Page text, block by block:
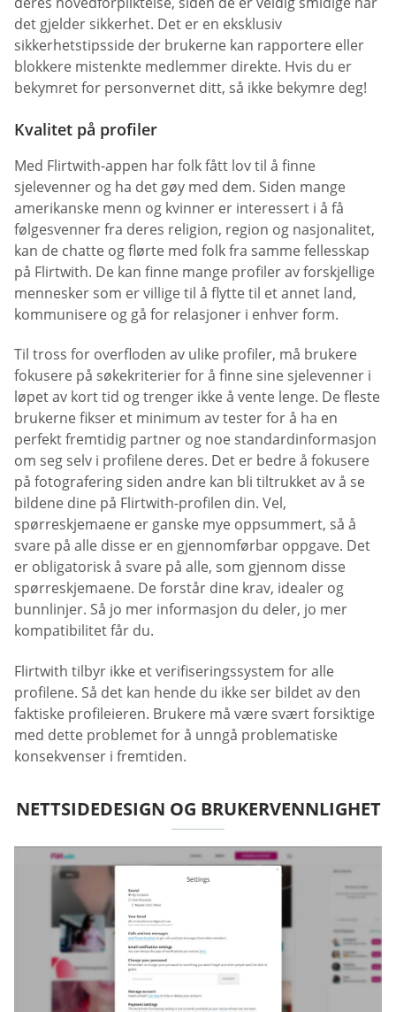
det gjelder sikkerhet. Det er en eksklusiv
sikkerhetstipsside der brukerne kan rapportere eller
blokkere mistenkte medlemmer direkte. Hvis du er
bekymret for personvernet ditt, så ikke bekymre deg!
Kvalitet på profiler
Med Flirtwith-appen har folk fått lov til å finne
sjelevenner og ha det gøy med dem. Siden mange
amerikanske menn og kvinner er interessert i å få
følgesvenner fra deres religion, region og nasjonalitet,
kan de chatte og flørte med folk fra samme fellesskap
på Flirtwith. De kan finne mange profiler av forskjellige
mennesker som er villige til å flytte til et annet land,
kommunisere og gå for relasjoner i enhver form.
Til tross for overfloden av ulike profiler, må brukere
fokusere på søkekriterier for å finne sine sjelevenner i
løpet av kort tid og trenger ikke å vente lenge. De fleste
brukerne fikser et minimum av tester for å ha en
perfekt fremtidig partner og noe standardinformasjon
om seg selv i profilene deres. Det er bedre å fokusere
på fotografering siden andre kan bli tiltrukket av å se
bildene dine på Flirtwith-profilen din. Vel,
spørreskjemaene er ganske mye oppsummert, så å
svare på alle disse er en gjennomførbar oppgave. Det
er obligatorisk å svare på alle, som gjennom disse
spørreskjemaene. De forstår dine krav, idealer og
bunnlinjer. Så jo mer informasjon du deler, jo mer
kompatibilitet får du.
Flirtwith tilbyr ikke et verifiseringssystem for alle
profilene. Så det kan hende du ikke ser bildet av den
faktiske profileieren. Brukere må være svært forsiktige
med dette problemet for å unngå problematiske
konsekvenser i fremtiden.
NETTSIDEDESIGN OG BRUKERVENNLIGHET